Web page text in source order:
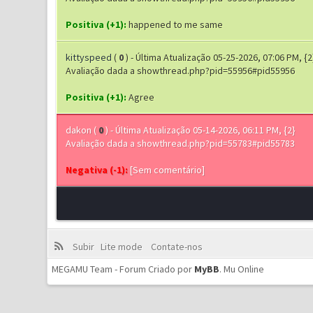
Positiva (+1): happened to me same
kittyspeed ( 0) - Última Atualização 05-25-2026, 07:06 PM,
Avaliação dada a showthread.php?pid=55956#pid55956
Positiva (+1): Agree
dakon ( 0) - Última Atualização 05-14-2026, 06:11 PM, {2}
Avaliação dada a showthread.php?pid=55783#pid55783
Negativa (-1):[Sem comentário]
Subir Lite mode
Contate-nos
MEGAMU Team - Forum Criado por MyBB.Mu Online